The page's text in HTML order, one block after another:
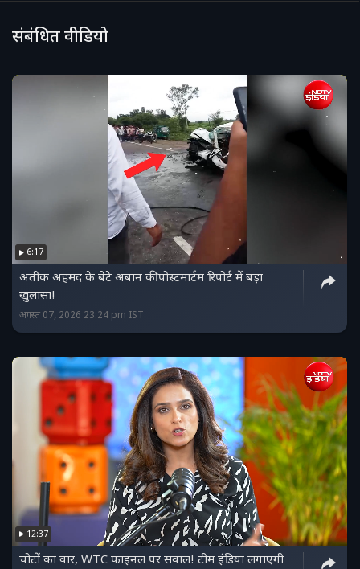
संबंधित वीडियो
6:17
अतीक अहमद के बेटे अबान की पोस्टमार्टम रिपोर्ट में बड़ा
खुलासा!
अगस्त 07, 2026 23:24 pm IST
12:37
चोटों का वार, WTC फाइनल पर सवाल! टीम इंडिया लगाएगी